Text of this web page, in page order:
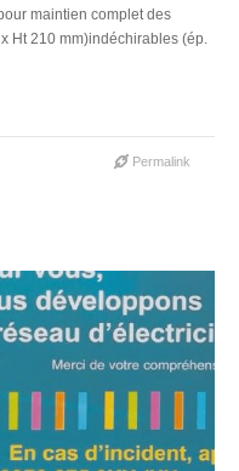
maintien complet des
Ht 210 mm)indéchirables (ép.
Permalink